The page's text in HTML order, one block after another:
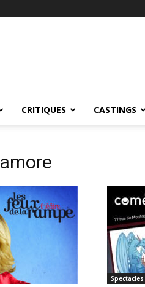
CRITIQUES CASTINGS
Spectacles